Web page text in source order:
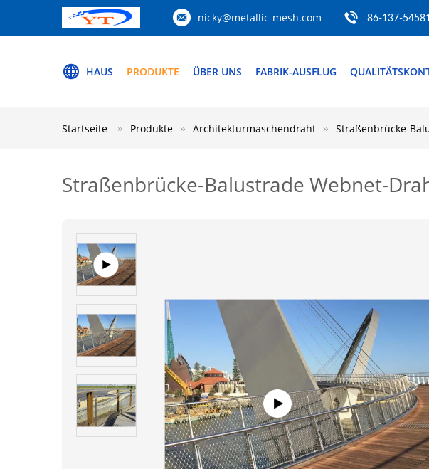
nicky@metallic-mesh.com 86-137-
HAUS PRODUKTE ÜBER UNS FABRIK-AUSFLUG
Startseite Produkte Architekturmaschendraht Straßenbrücke-
Straßenbrücke-Balustrade Webnet-